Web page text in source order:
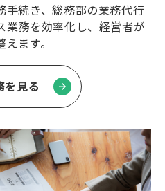
手続き、総務部の業務代行
業務を効率化し、経営者が
ます。
を見る